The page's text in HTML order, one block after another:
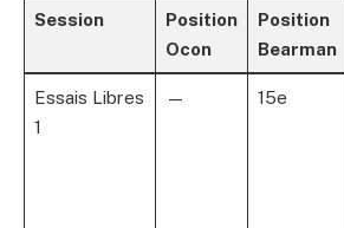
Session
Position
Ocon
Position
Bearman
Essais Libres
1
— 15e